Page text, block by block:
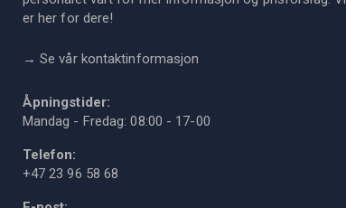
er her for dere!
→ Se vår kontaktinformasjon
Åpningstider:
Mandag - Fredag: 08:00 - 17-00
Telefon:
+47 23 96 58 68